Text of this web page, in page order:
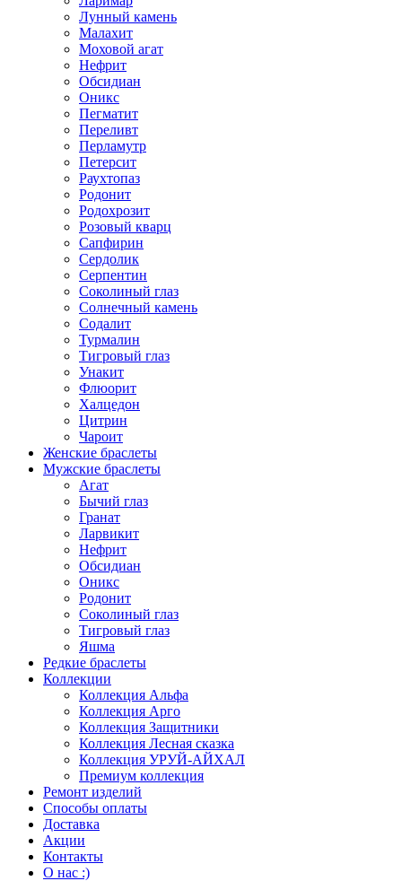
Лунный камень
Малахит
Моховой агат
Нефрит
Обсидиан
Оникс
Пегматит
Переливт
Перламутр
Петерсит
Раухтопаз
Родонит
Родохрозит
Розовый кварц
Сапфирин
Сердолик
Серпентин
Соколиный глаз
Солнечный камень
Содалит
Турмалин
Тигровый глаз
Унакит
Флюорит
Халцедон
Цитрин
Чароит
Женские браслеты
Мужские браслеты
Агат
Бычий глаз
Гранат
Ларвикит
Нефрит
Обсидиан
Оникс
Родонит
Соколиный глаз
Тигровый глаз
Яшма
Редкие браслеты
Коллекции
Коллекция Альфа
Коллекция Арго
Коллекция Защитники
Коллекция Лесная сказка
Коллекция УРУЙ-АЙХАЛ
Премиум коллекция
Ремонт изделий
Способы оплаты
Доставка
Акции
Контакты
О нас :)